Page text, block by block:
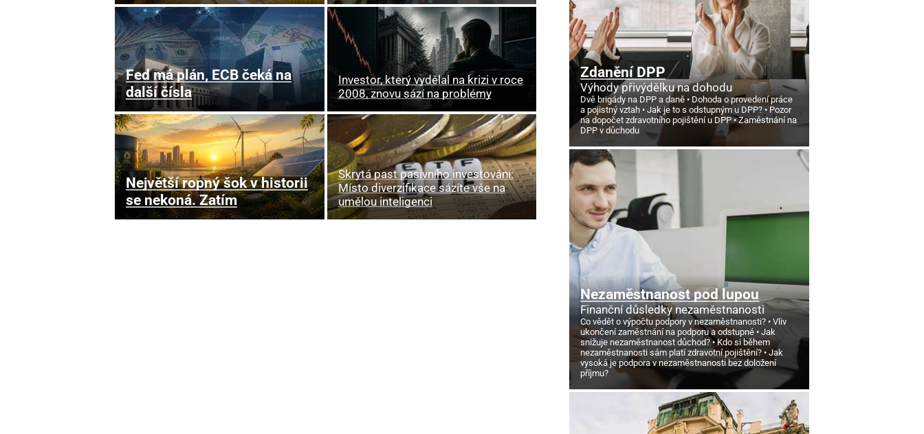
Fed má plán, ECB čeká na
další čísla
Investor, který vydělal na krizi v roce
2008, znovu sází na problémy
Největší ropný šok v historii
se nekoná. Zatím
Skrytá past pasivního investování:
Místo diverzifikace sázíte vše na
umělou inteligenci
Zdanění DPP
Výhody přivýdělku na dohodu
Dvě brigády na DPP a daně
Dohoda o provedení práce
a pojistný vztah
Jak je to s odstupným u DPP?
Pozor
na dopočet zdravotního pojištění u DPP
Zaměstnání na
DPP v důchodu
Nezaměstnanost pod lupou
Finanční důsledky nezaměstnanosti
Co vědět o výpočtu podpory v nezaměstnanosti?
Vliv
ukončení zaměstnání na podporu a odstupné
Jak
snižuje nezaměstnanost důchod?
Kdo si během
nezaměstnanosti sám platí zdravotní pojištění?
Jak
vysoká je podpora v nezaměstnanosti bez doložení
příjmu?